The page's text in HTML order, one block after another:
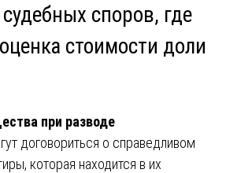
споров, где
стоимости доли
при разводе
договориться о справедливом
которая находится в их